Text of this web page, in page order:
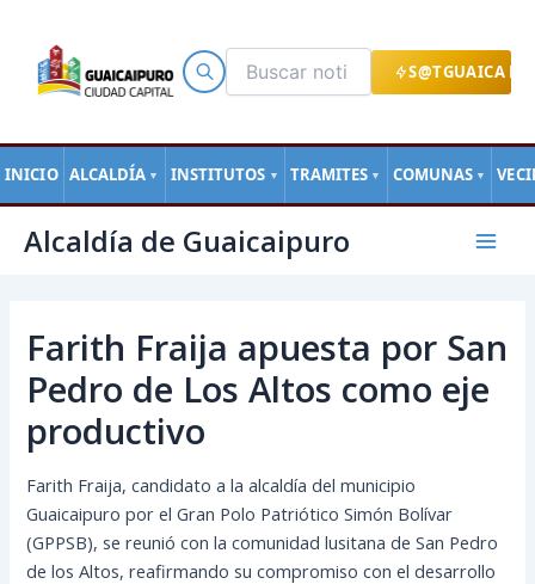
S@TGUAICA
INICIO ALCALDÍA ▼ INSTITUTOS ▼ TRAMITES ▼ COMUNAS ▼
contenido
Alcaldía de Guaicaipuro
Main
Farith Fraija apuesta por San
Pedro de Los Altos como eje
productivo
Farith Fraija, candidato a la alcaldía del municipio
Guaicaipuro por el Gran Polo Patriótico Simón Bolívar
(GPPSB), se reunió con la comunidad lusitana de San Pedro
de los Altos, reafirmando su compromiso con el desarrollo
de